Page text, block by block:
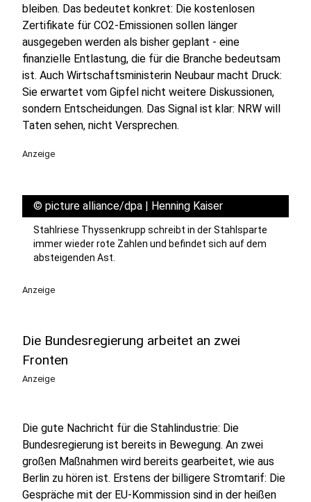
bleiben. Das bedeutet konkret: Die kostenlosen
Zertifikate für CO2-Emissionen sollen länger
ausgegeben werden als bisher geplant - eine
finanzielle Entlastung, die für die Branche bedeutsam
ist. Auch Wirtschaftsministerin Neubaur macht Druck:
Sie erwartet vom Gipfel nicht weitere Diskussionen,
sondern Entscheidungen. Das Signal ist klar: NRW will
Taten sehen, nicht Versprechen.
Anzeige
© picture alliance/dpa | Henning Kaiser
Stahlriese Thyssenkrupp schreibt in der Stahlsparte
immer wieder rote Zahlen und befindet sich auf dem
absteigenden Ast.
Anzeige
Die Bundesregierung arbeitet an zwei
Fronten
Anzeige
Die gute Nachricht für die Stahlindustrie: Die
Bundesregierung ist bereits in Bewegung. An zwei
großen Maßnahmen wird bereits gearbeitet, wie aus
Berlin zu hören ist. Erstens der billigere Stromtarif: Die
Gespräche mit der EU-Kommission sind in der heißen